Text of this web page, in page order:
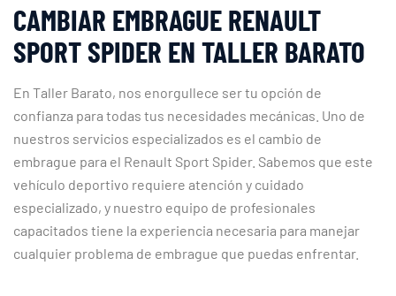
CAMBIAR EMBRAGUE RENAULT
SPORT SPIDER EN TALLER BARATO
En Taller Barato, nos enorgullece ser tu opción de
confianza para todas tus necesidades mecánicas. Uno de
nuestros servicios especializados es el cambio de
embrague para el Renault Sport Spider. Sabemos que este
vehículo deportivo requiere atención y cuidado
especializado, y nuestro equipo de profesionales
capacitados tiene la experiencia necesaria para manejar
cualquier problema de embrague que puedas enfrentar.